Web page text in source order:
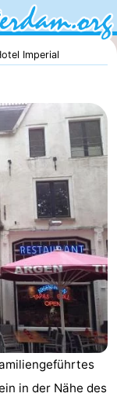
Imperial
in der Nähe des